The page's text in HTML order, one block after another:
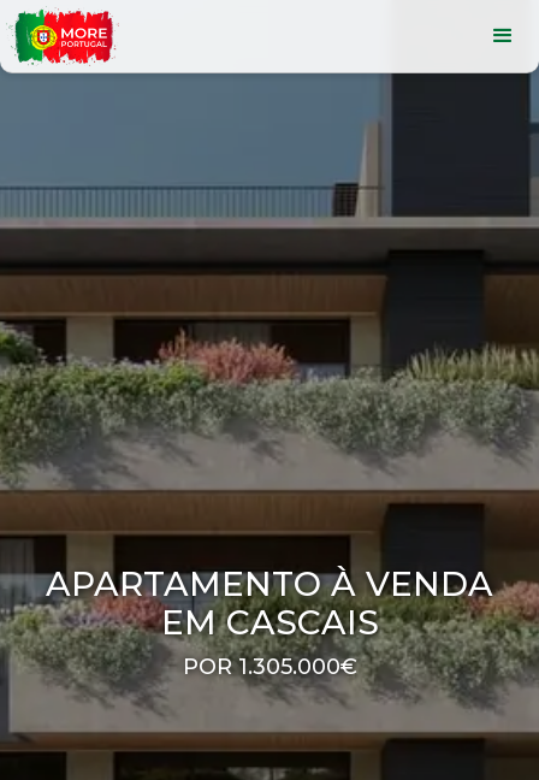
APARTAMENTO À VENDA
EM CASCAIS
POR 1.305.000€